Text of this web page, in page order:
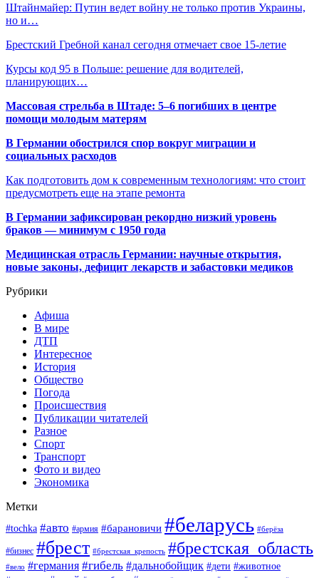
Штайнмайер: Путин ведет войну не только против Украины,
но и…
Брестский Гребной канал сегодня отмечает свое 15-летие
Курсы код 95 в Польше: решение для водителей,
планирующих…
Массовая стрельба в Штаде: 5–6 погибших в центре
помощи молодым матерям
В Германии обострился спор вокруг миграции и
социальных расходов
Как подготовить дом к современным технологиям: что стоит
предусмотреть еще на этапе ремонта
В Германии зафиксирован рекордно низкий уровень
браков — минимум с 1950 года
Медицинская отрасль Германии: научные открытия,
новые законы, дефицит лекарств и забастовки медиков
Рубрики
Афиша
В мире
ДТП
Интересное
История
Общество
Погода
Происшествия
Публикации читателей
Разное
Спорт
Транспорт
Фото и видео
Экономика
Метки
#tochka #авто #армия #барановичи #беларусь #берёза
#бизнес #брест #брестская_крепость #брестская_область
#вело #германия #гибель #дальнобойщик #дети #животное